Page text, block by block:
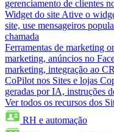
gerenciamento de clientes
Widget do site Ative o
site, use mensageiros
chamada
Ferramentas de marketing
marketing, anúncios no
marketing, integração ao
CoPilot nos Sites e lojas
geradas por IA, instruções
Ver todos os recursos dos
RH e automação